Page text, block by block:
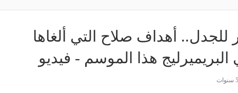
للجدل.. أهداف صلاح التي ألغاها
البريميرليج هذا الموسم - فيديو